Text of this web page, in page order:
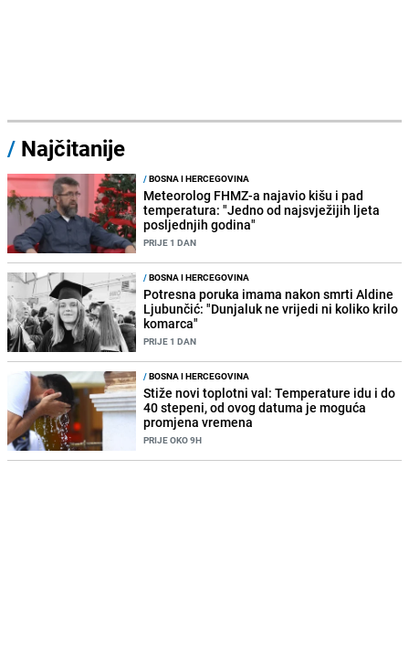
/ Najčitanije
/BOSNA I HERCEGOVINA
Meteorolog FHMZ-a najavio kišu i pad
temperatura: "Jedno od najsvježijih ljeta
posljednjih godina"
PRIJE 1 DAN
/BOSNA I HERCEGOVINA
Potresna poruka imama nakon smrti Aldine
Ljubunčić: "Dunjaluk ne vrijedi ni koliko krilo
komarca"
PRIJE 1 DAN
/BOSNA I HERCEGOVINA
Stiže novi toplotni val: Temperature idu i do
40 stepeni, od ovog datuma je moguća
promjena vremena
PRIJE OKO 9H